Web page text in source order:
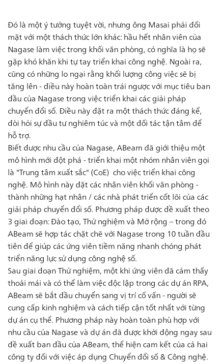
Đó là một ý tưởng tuyệt vời, nhưng ông Masai phải đối
mặt với một thách thức lớn khác: hầu hết nhân viên của
Nagase làm việc trong khối văn phòng, có nghĩa là họ sẽ
gặp khó khăn khi tự tay triển khai công nghệ. Ngoài ra,
cũng có những lo ngại rằng khối lượng công việc sẽ bị
tăng lên - điều này hoàn toàn trái ngược với mục tiêu ban
đầu của Nagase trong việc triển khai các giải pháp
chuyển đổi số. Điều này đặt ra một thách thức đáng kể,
đòi hỏi sự đầu tư nghiêm túc và một đối tác tận tâm để
hỗ trợ.
Biết được nhu cầu của Nagase, ABeam đã giới thiệu một
mô hình mới đột phá - triển khai một nhóm nhân viên gọi
là "Trung tâm xuất sắc" (CoE) cho việc triển khai công
nghệ. Mô hình này đặt các nhân viên khối văn phòng -
thành những hạt nhân / các nhà phát triển cốt lõi của các
giải pháp chuyển đổi số. Phương pháp được đề xuất theo
3 giai đoạn:Đào tạo, Thử nghiệm và Mở rộng – trong đó
ABeam sẽ hợp tác chặt chẽ với Nagase trong 10 tuần đầu
tiênđể giúp các ứng viên tiềm năng nhanh chóng phát
triển năng lực sử dụng công nghệ số.
Sau giai đoạnThử nghiệm, một khi ứng viên đã cảm thấy
thoải mái và có thể làm việc độc lập trong các dự án RPA,
ABeam sẽ bắt đầu chuyển sang vị trí cố vấn - người sẽ
cung cấp kinh nghiệm và cách tiếp cận tốt nhất với từng
dự án cụ thể. Phương pháp này hoàn toàn phù hợp với
nhu cầu của Nagase và dự án đã được khởi động ngay sau
đề xuất ban đầu của ABeam, thể hiện cam kết của cả hai
công ty đối với việc áp dụng Chuyển đổi số & Công nghệ.